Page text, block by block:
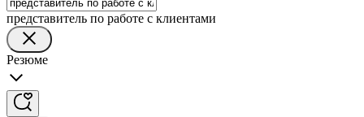
представитель по работе с клиентами
Резюме